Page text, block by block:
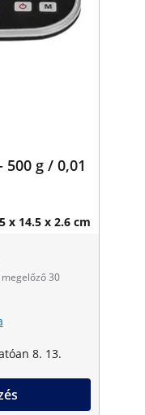
g / 0,01
x 14.5 x 2.6 cm
30
8. 13.